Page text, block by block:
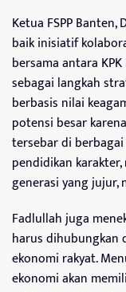
Ketua FSPP Banten,
baik inisiatif
bersama antara
sebagai langkah
berbasis nilai
potensi besar
tersebar di
pendidikan
generasi yang jujur,
Fadlullah juga
harus dihubungkan
ekonomi rakyat.
ekonomi akan